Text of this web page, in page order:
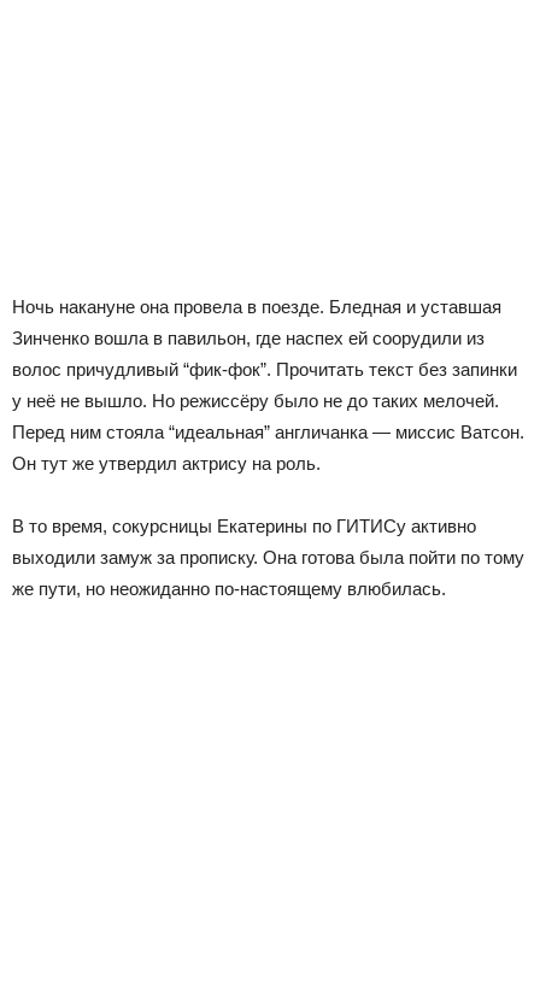
Ночь накануне она провела в поезде. Бледная и уставшая
Зинченко вошла в павильон, где наспех ей соорудили из
волос причудливый “фик-фок”. Прочитать текст без запинки
у неё не вышло. Но режиссёру было не до таких мелочей.
Перед ним стояла “идеальная” англичанка — миссис Ватсон.
Он тут же утвердил актрису на роль.
В то время, сокурсницы Екатерины по ГИТИСу активно
выходили замуж за прописку. Она готова была пойти по тому
же пути, но неожиданно по-настоящему влюбилась.